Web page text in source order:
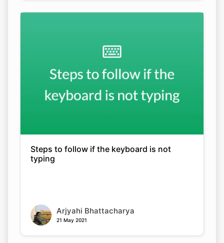
Steps to follow if the keyboard is not
typing
Arjyahi Bhattacharya
21 May 2021